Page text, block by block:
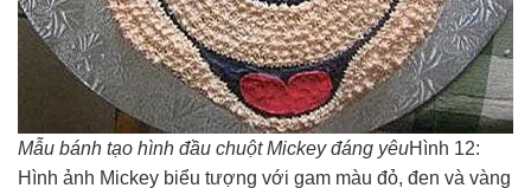
Mẫu bánh tạo hình đầu chuột Mickey đáng yêuHình 12:
Hình ảnh Mickey biểu tượng với gam màu đỏ, đen và vàng